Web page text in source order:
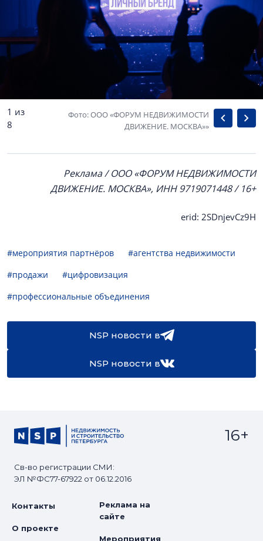
1 из
8
Фото: ООО «ФОРУМ НЕДВИЖИМОСТИ
ДВИЖЕНИЕ. МОСКВА»»
Реклама / ООО «ФОРУМ НЕДВИЖИМОСТИ
ДВИЖЕНИЕ. МОСКВА», ИНН 9719071448 / 16+
erid: 2SDnjevCz9H
#мероприятия партнёров
#агентства недвижимости
#продажи
#цифровизация
#профессиональные объединения
NSP новости в
NSP новости в
Св-во регистрации СМИ:
ЭЛ №ФС77-67922 от 06.12.2016
16+
Контакты
О проекте
Реклама на
сайте
Мероприятия